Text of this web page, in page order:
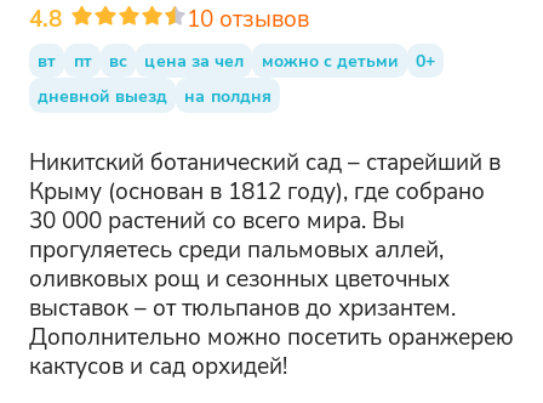
4.8
10 отзывов
вт пт вс цена за чел можно с детьми
0+
дневной выезд
на полдня
Никитский ботанический сад – старейший в
Крыму (основан в 1812 году), где собрано
30 000 растений со всего мира. Вы
прогуляетесь среди пальмовых аллей,
оливковых рощ и сезонных цветочных
выставок – от тюльпанов до хризантем.
Дополнительно можно посетить оранжерею
кактусов и сад орхидей!